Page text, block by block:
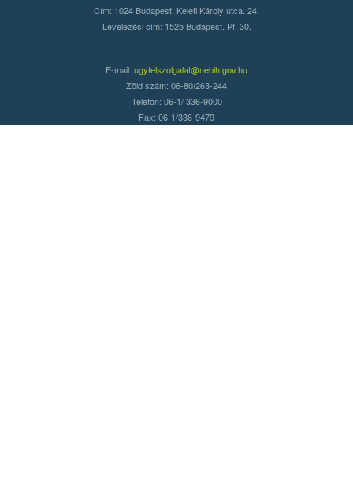
Cím: 1024 Budapest, Keleti Károly utca. 24.
Levelezési cím: 1525 Budapest. Pf. 30.
E-mail: ugyfelszolgalat@nebih.gov.hu
Zöld szám: 06-80/263-244
Telefon: 06-1/ 336-9000
Fax: 06-1/336-9479